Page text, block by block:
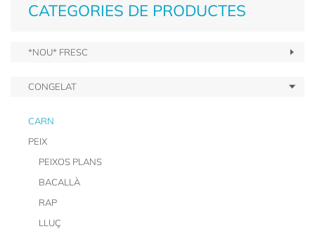
CATEGORIES DE PRODUCTES
*NOU* FRESC
CONGELAT
CARN
PEIX
PEIXOS PLANS
BACALLÀ
RAP
LLUÇ